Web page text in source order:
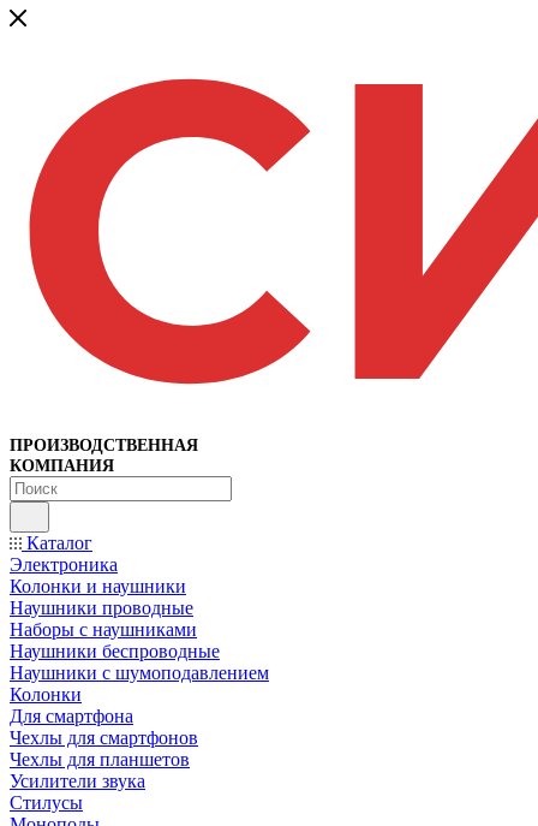
ПРОИЗВОДСТВЕННАЯ
КОМПАНИЯ
Каталог
Электроника
Колонки и наушники
Наушники проводные
Наборы с наушниками
Наушники беспроводные
Наушники с шумоподавлением
Колонки
Для смартфона
Чехлы для смартфонов
Чехлы для планшетов
Усилители звука
Стилусы